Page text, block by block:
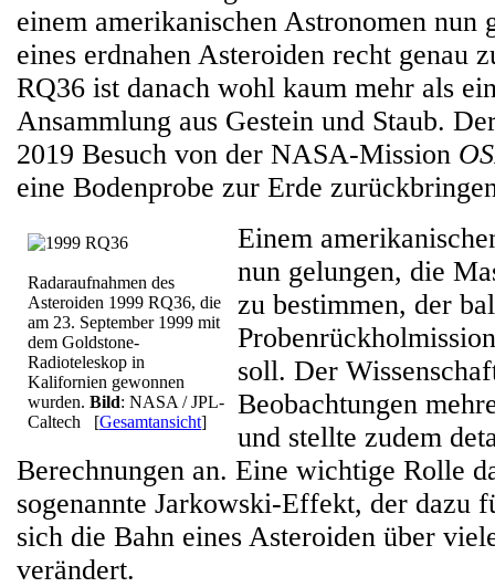
einem amerikanischen Astronomen nun
eines erdnahen Asteroiden recht genau
RQ36 ist danach wohl kaum mehr als
Ansammlung aus Gestein und Staub.
2019 Besuch von der NASA-Mission
eine Bodenprobe zur Erde
Radaraufnahmen des
Asteroiden 1999 RQ36, die
am 23. September 1999 mit
dem Goldstone-
Radioteleskop in
Kalifornien gewonnen
wurden. Bild: NASA / JPL-
Caltech [Gesamtansicht]
Einem
nun gelungen, die
zu bestimmen, der
soll. Der
Beobachtungen
und stellte zudem
Berechnungen an. Eine wichtige Rolle
sogenannte Jarkowski-Effekt, der dazu
sich die Bahn eines Asteroiden über
verändert.